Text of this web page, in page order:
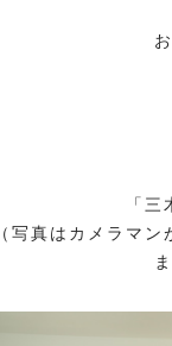
「
（写真はカメラマ